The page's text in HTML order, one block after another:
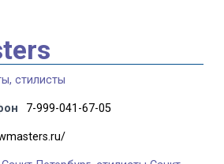
стилисты
7-999-041-67-05